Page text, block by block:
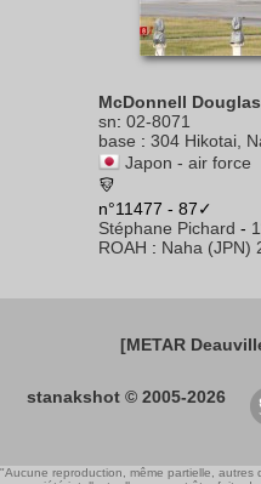
McDonnell
sn: 02-8071
base : 304 Hikotai,
Japon - air force
n°11477 - 87✓
Stéphane Pichard -
ROAH : Naha (JPN)
[METAR
stanakshot © 2005-2026
"Aucune reproduction, même partielle,